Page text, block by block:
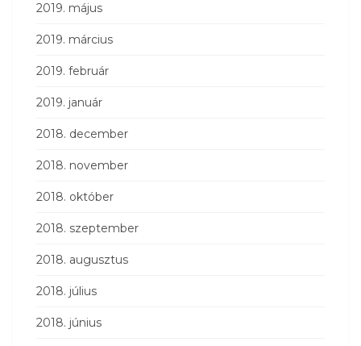
2019. május
2019. március
2019. február
2019. január
2018. december
2018. november
2018. október
2018. szeptember
2018. augusztus
2018. július
2018. június